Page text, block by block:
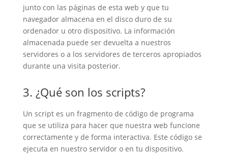
junto con las páginas de esta web y que tu
navegador almacena en el disco duro de su
ordenador u otro dispositivo. La información
almacenada puede ser devuelta a nuestros
servidores o a los servidores de terceros apropiados
durante una visita posterior.
3. ¿Qué son los scripts?
Un script es un fragmento de código de programa
que se utiliza para hacer que nuestra web funcione
correctamente y de forma interactiva. Este código se
ejecuta en nuestro servidor o en tu dispositivo.